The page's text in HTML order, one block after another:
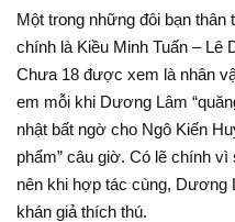
Một trong những đôi bạn
chính là Kiều Minh Tuấn – Lê
Chưa 18 được xem là nhân
em mỗi khi Dương Lâm
nhật bất ngờ cho Ngô Kiến
phẩm” câu giờ. Có lẽ chính
nên khi hợp tác cùng, Dương
khán giả thích thú.